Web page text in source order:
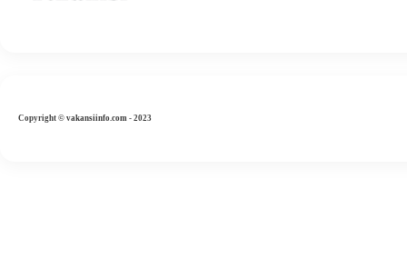
Copyright © vakansiinfo.com - 2023